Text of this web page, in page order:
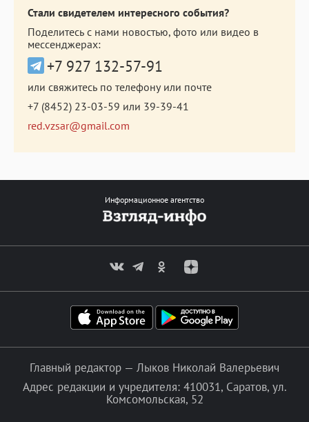
Стали свидетелем интересного события?
Поделитесь с нами новостью, фото или видео в
мессенджерах:
+7 927 132-57-91
или свяжитесь по телефону или почте
+7 (8452) 23-03-59 или 39-39-41
red.vzsar@gmail.com
Информационное агентство
Главный редактор — Лыков Николай Валерьевич
Адрес редакции и учредителя: 410031, Саратов, ул.
Комсомольская, 52